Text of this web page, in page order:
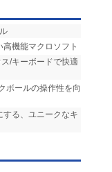
機能マクロソフト
/キーボードで快適
ボールの操作性を向
る、ユニークなキ